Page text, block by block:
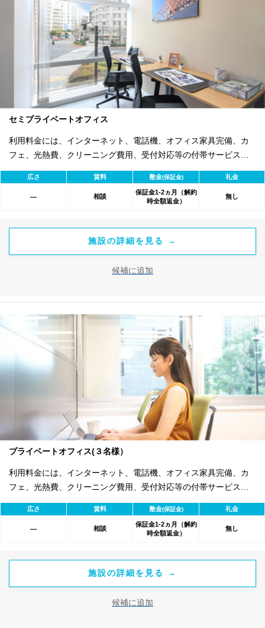
セミプライベートオフィス
利用料金には、インターネット、電話機、オフィス家具完備、カ
フェ、光熱費、クリーニング費用、受付対応等の付帯サービスす
べて含まれ、追加料金不要です。 また適宜キャンペーン、契約期
間による割引特典あります。
広さ 賃料 敷金(保証金) 礼金
― 相談
保証金1-2ヵ月（解約
時全額返金）
無し
施設の詳細を見る →
候補に追加
プライベートオフィス(３名様）
利用料金には、インターネット、電話機、オフィス家具完備、カ
フェ、光熱費、クリーニング費用、受付対応等の付帯サービスす
べて含まれ、追加料金不要です。 また適宜キャンペーン、契約期
間による割引特典あります。
広さ 賃料 敷金(保証金) 礼金
― 相談
保証金1-2ヵ月（解約
時全額返金）
無し
施設の詳細を見る →
候補に追加